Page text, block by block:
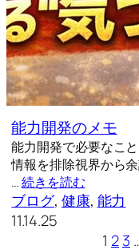
能力開発のメモ
能力開発で必要なこ
情報を排除視界から
…続きを読む
ブログ, 健康, 能力
11.14.25
1 23